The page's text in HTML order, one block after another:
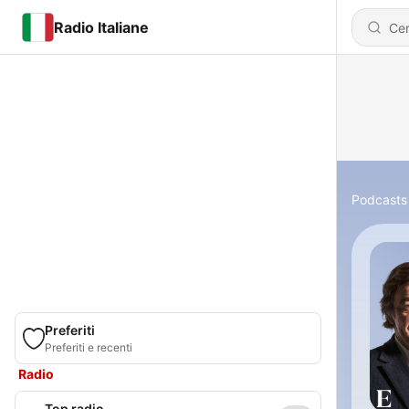
Radio Italiane
Preferiti
Preferiti e recenti
Radio
Podcasts